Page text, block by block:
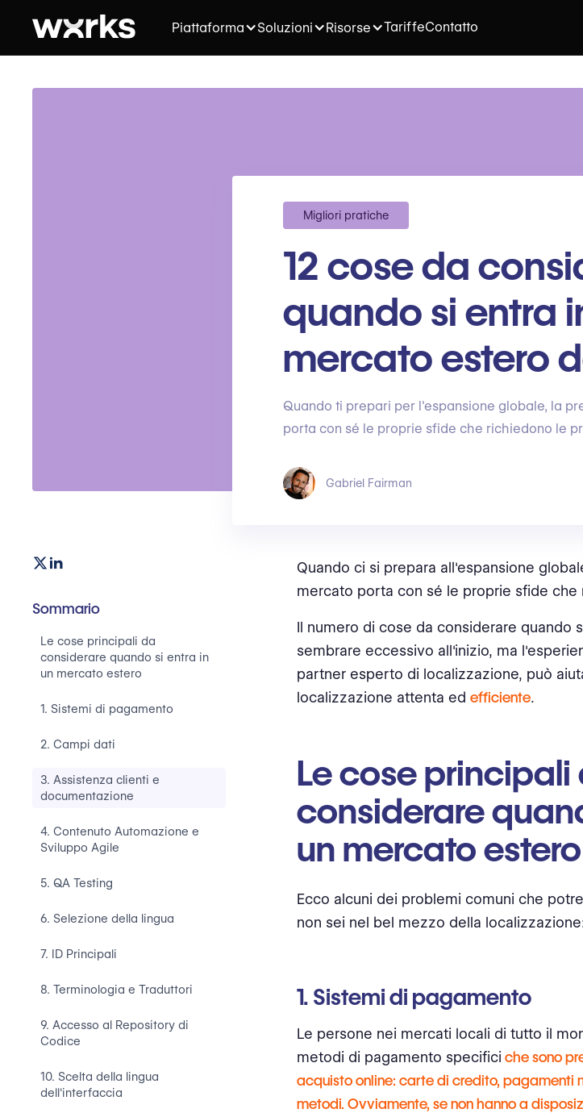
Piattaforma Soluzioni Risorse TariffeContatto
Migliori pratiche
12 cose da
quando si entra
mercato estero
Quando ti prepari per l'espansione globale, la
porta con sé le proprie sfide che richiedono le
Gabriel Fairman
Sommario
Le cose principali da
considerare quando si entra in
un mercato estero
1. Sistemi di pagamento
2. Campi dati
3. Assistenza clienti e
documentazione
4. Contenuto Automazione e
Sviluppo Agile
5. QA Testing
6. Selezione della lingua
7. ID Principali
8. Terminologia e Traduttori
9. Accesso al Repository di
Codice
10. Scelta della lingua
dell'interfaccia
Quando ci si prepara all'espansione
mercato porta con sé le proprie sfide che
Il numero di cose da considerare quando
sembrare eccessivo all'inizio, ma
partner esperto di localizzazione, può
localizzazione attenta ed efficiente.
Le cose principali
considerare
un mercato estero
Ecco alcuni dei problemi comuni che
non sei nel bel mezzo della
1. Sistemi di pagamento
Le persone nei mercati locali di tutto il
metodi di pagamento specifici che sono
acquisto online: carte di credito, pagamenti
metodi. Ovviamente, se non hanno a